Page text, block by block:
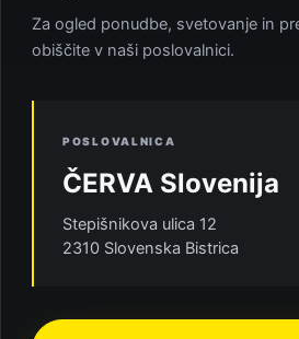
Za ogled ponudbe, svetovanje in
obiščite v naši poslovalnici.
POSLOVALNICA
ČERVA Slovenija
Stepišnikova ulica 12
2310 Slovenska Bistrica